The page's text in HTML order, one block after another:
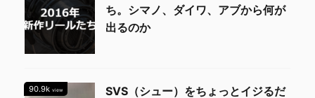
ち。シマノ、ダイワ、アブから何が
出るのか
90.9k view
SVS（シュー）をちょっとイジるだ